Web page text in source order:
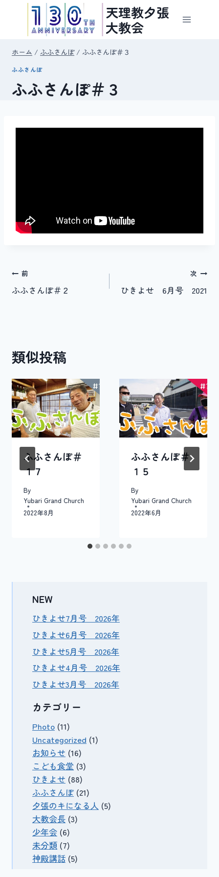
天理教夕張
大教会
ホーム / ふふさんぽ / ふふさんぽ＃３
ふふさんぽ
ふふさんぽ＃３
投
稿
ゲ
ー
シ
ョ
ン
前
ふふさんぽ＃２
次
ひきよせ 6月号 2021
類似投稿
ふふさんぽ＃
１７
By
Yubari Grand Church
2022年8月
ふふさんぽ＃
１５
By
Yubari Grand Church
2022年6月
NEW
ひきよせ7月号 2026年
ひきよせ6月号 2026年
ひきよせ5月号 2026年
ひきよせ4月号 2026年
ひきよせ3月号 2026年
カテゴリー
Photo (11)
Uncategorized (1)
お知らせ (16)
こども食堂 (3)
ひきよせ (88)
ふふさんぽ (21)
夕張のキになる人 (5)
大教会長 (3)
少年会 (6)
未分類 (7)
神殿講話 (5)